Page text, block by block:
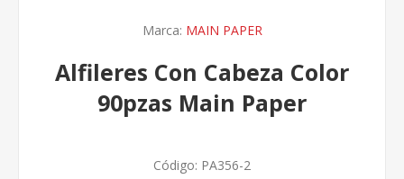
Marca: MAIN PAPER
Alfileres Con Cabeza Color
90pzas Main Paper
Código: PA356-2